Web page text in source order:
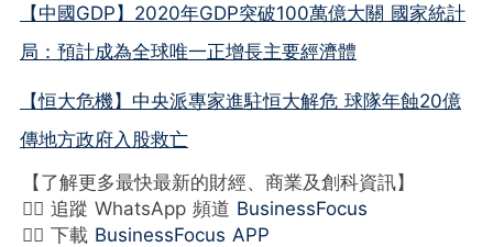
【中國GDP】2020年GDP突破100萬億大關 國家統計
局：預計成為全球唯一正增長主要經濟體
【恒大危機】中央派專家進駐恒大解危 球隊年蝕20億
傳地方政府入股救亡
【了解更多最快最新的財經、商業及創科資訊】
👉🏻 追蹤 WhatsApp 頻道 BusinessFocus
👉🏻 下載 BusinessFocus APP